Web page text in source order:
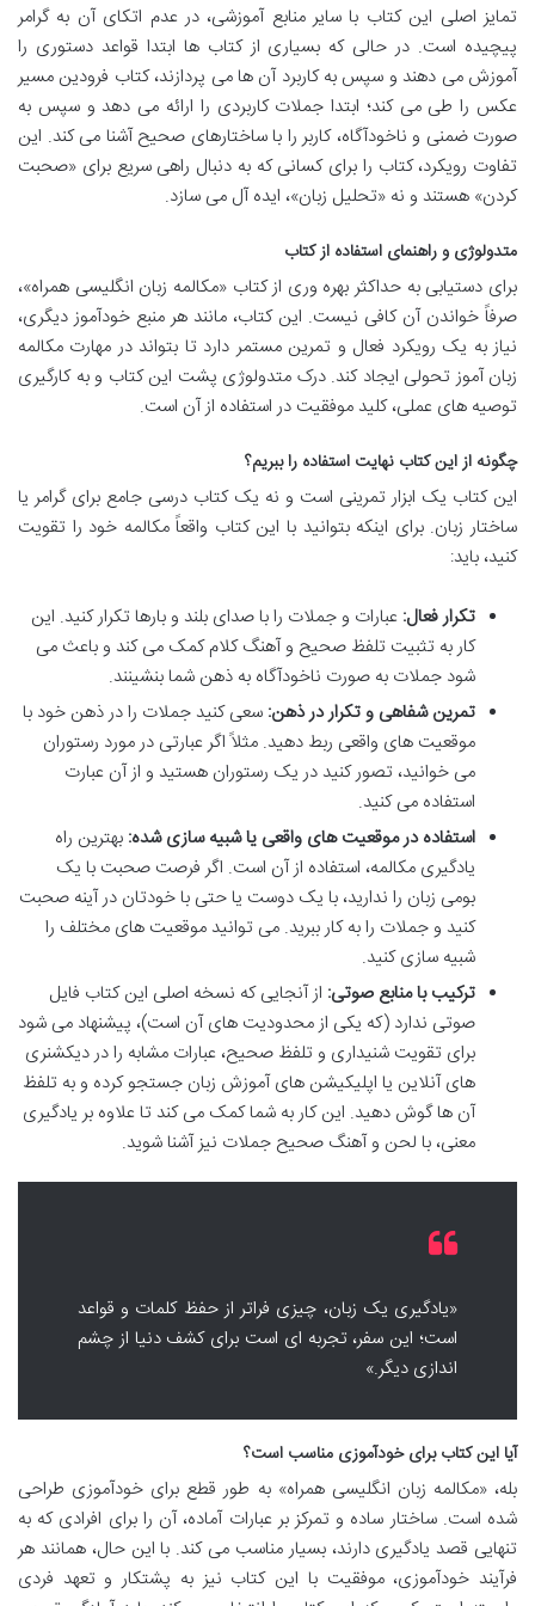
تمایز اصلی این کتاب با سایر منابع آموزشی، در عدم اتکای آن به گرامر
پیچیده است. در حالی که بسیاری از کتاب ها ابتدا قواعد دستوری را
آموزش می دهند و سپس به کاربرد آن ها می پردازند، کتاب فرودین مسیر
عکس را طی می کند؛ ابتدا جملات کاربردی را ارائه می دهد و سپس به
صورت ضمنی و ناخودآگاه، کاربر را با ساختارهای صحیح آشنا می کند. این
تفاوت رویکرد، کتاب را برای کسانی که به دنبال راهی سریع برای «صحبت
کردن» هستند و نه «تحلیل زبان»، ایده آل می سازد.
متدولوژی و راهنمای استفاده از کتاب
برای دستیابی به حداکثر بهره وری از کتاب «مکالمه زبان انگلیسی همراه»،
صرفاً خواندن آن کافی نیست. این کتاب، مانند هر منبع خودآموز دیگری،
نیاز به یک رویکرد فعال و تمرین مستمر دارد تا بتواند در مهارت مکالمه
زبان آموز تحولی ایجاد کند. درک متدولوژی پشت این کتاب و به کارگیری
توصیه های عملی، کلید موفقیت در استفاده از آن است.
چگونه از این کتاب نهایت استفاده را ببریم؟
این کتاب یک ابزار تمرینی است و نه یک کتاب درسی جامع برای گرامر یا
ساختار زبان. برای اینکه بتوانید با این کتاب واقعاً مکالمه خود را تقویت
کنید، باید:
تکرار فعال: عبارات و جملات را با صدای بلند و بارها تکرار کنید. این
کار به تثبیت تلفظ صحیح و آهنگ کلام کمک می کند و باعث می
شود جملات به صورت ناخودآگاه به ذهن شما بنشینند.
تمرین شفاهی و تکرار در ذهن: سعی کنید جملات را در ذهن خود با
موقعیت های واقعی ربط دهید. مثلاً اگر عبارتی در مورد رستوران
می خوانید، تصور کنید در یک رستوران هستید و از آن عبارت
استفاده می کنید.
استفاده در موقعیت های واقعی یا شبیه سازی شده: بهترین راه
یادگیری مکالمه، استفاده از آن است. اگر فرصت صحبت با یک
بومی زبان را ندارید، با یک دوست یا حتی با خودتان در آینه صحبت
کنید و جملات را به کار ببرید. می توانید موقعیت های مختلف را
شبیه سازی کنید.
ترکیب با منابع صوتی: از آنجایی که نسخه اصلی این کتاب فایل
صوتی ندارد (که یکی از محدودیت های آن است)، پیشنهاد می شود
برای تقویت شنیداری و تلفظ صحیح، عبارات مشابه را در دیکشنری
های آنلاین یا اپلیکیشن های آموزش زبان جستجو کرده و به تلفظ
آن ها گوش دهید. این کار به شما کمک می کند تا علاوه بر یادگیری
معنی، با لحن و آهنگ صحیح جملات نیز آشنا شوید.
«یادگیری یک زبان، چیزی فراتر از حفظ کلمات و قواعد
است؛ این سفر، تجربه ای است برای کشف دنیا از چشم
اندازی دیگر.»
آیا این کتاب برای خودآموزی مناسب است؟
بله، «مکالمه زبان انگلیسی همراه» به طور قطع برای خودآموزی طراحی
شده است. ساختار ساده و تمرکز بر عبارات آماده، آن را برای افرادی که به
تنهایی قصد یادگیری دارند، بسیار مناسب می کند. با این حال، همانند هر
فرآیند خودآموزی، موفقیت با این کتاب نیز به پشتکار و تعهد فردی